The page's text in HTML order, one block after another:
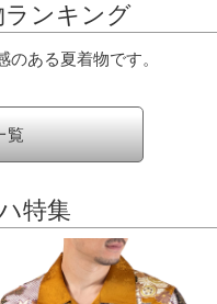
ランキング
ある夏着物です。
覧
特集